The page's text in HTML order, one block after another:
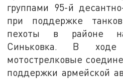
группами 95-й
при поддержке
пехоты в районе
Синьковка. В ходе
мотострелковые
поддержки армейской